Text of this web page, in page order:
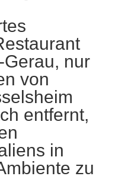
nur
von
entfernt,
in
zu